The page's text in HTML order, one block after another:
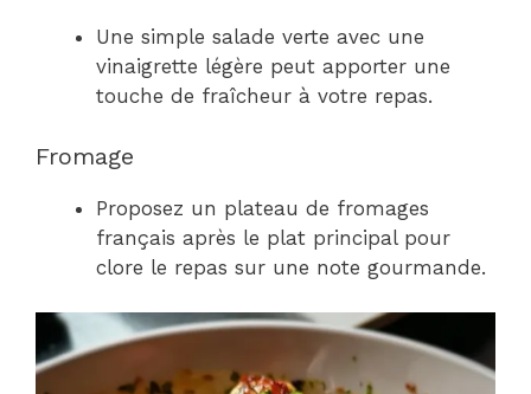
Une simple salade verte avec une
vinaigrette légère peut apporter une
touche de fraîcheur à votre repas.
Fromage
Proposez un plateau de fromages
français après le plat principal pour
clore le repas sur une note gourmande.